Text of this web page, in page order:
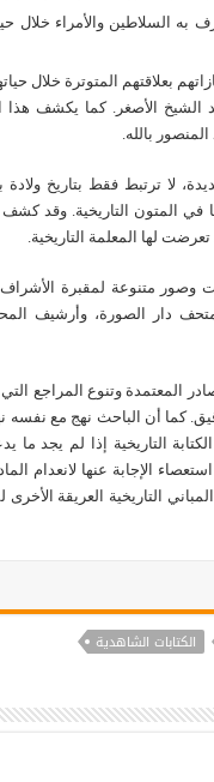
السلاطين والأمراء خلال
بعلاقتهم المتوترة خلال
الشيخ الأصغر. كما يكشف هذا
بالله.
لا ترتبط فقط بتاريخ ولادة
المتون التاريخية. وقد
لها المعلمة التاريخية.
متنوعة لمقبرة
دار الصورة، وأرشيف
المعتمدة وتنوع المراجع
كما أن الباحث نهج مع نفسه
التاريخية إذا لم يجد ما
الإجابة عنها لانعدام
التاريخية العريقة
الكتابات الشاهدية